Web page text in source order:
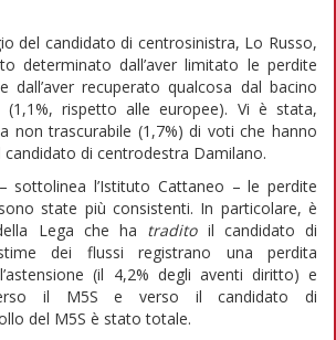
del candidato di centrosinistra, Lo Russo,
determinato dall’aver limitato le perdite
dall’aver recuperato qualcosa dal bacino
rispetto alle europee). Vi è stata,
non trascurabile (1,7%) di voti che hanno
di centrodestra Damilano.
sottolinea l’Istituto Cattaneo – le perdite
state più consistenti. In particolare, è
Lega che ha traditoil candidato di
dei flussi registrano una perdita
(il 4,2% degli aventi diritto) e
il M5S e verso il candidato di
del M5S è stato totale.